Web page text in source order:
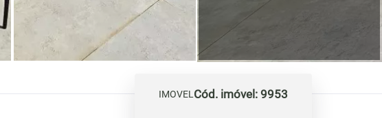
IMOVELCód. imóvel: 9953